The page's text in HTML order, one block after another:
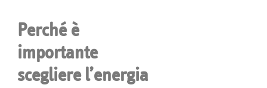
Perché è
importante
scegliere l’energia